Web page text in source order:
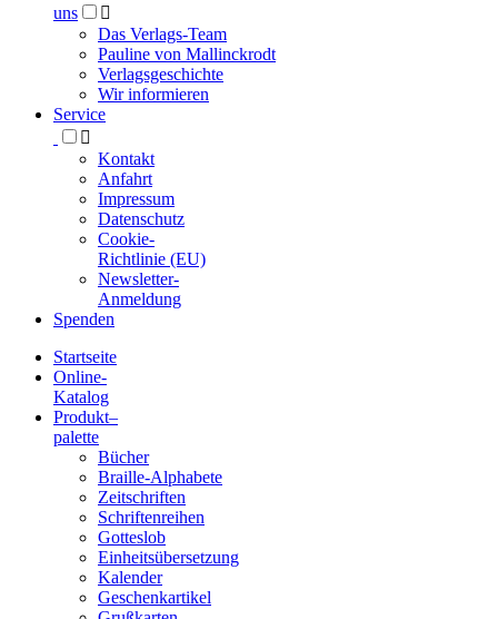
uns

Das Verlags-Team
Pauline von Mallinckrodt
Verlagsgeschichte
Wir informieren
Service

Kontakt
Anfahrt
Impressum
Datenschutz
Cookie-
Richtlinie (EU)
Newsletter-
Anmeldung
Spenden
Blindenschrift-
Verlag
Druckerei
gGmbH
Startseite
Online-
Katalog
Produkt–
palette
Bücher
Braille-Alphabete
Zeitschriften
Schriftenreihen
Gotteslob
Einheitsübersetzung
Kalender
Geschenkartikel